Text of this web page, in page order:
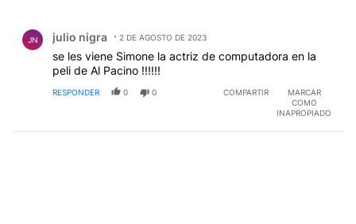
JN julio nigra 2 DE AGOSTO DE 2023
se les viene Simone la actriz de computadora en la
peli de Al Pacino !!!!!!
RESPONDER 0 0 COMPARTIR
MARCAR
COMO
INAPROPIADO